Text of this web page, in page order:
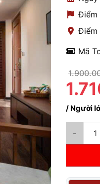
Điểm
Điểm
Mã
/ Người